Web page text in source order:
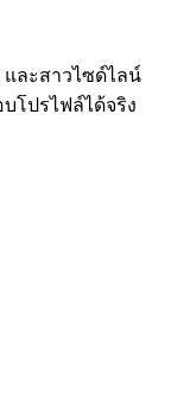
ละสาวไซด์ไลน์
โปรไฟล์ได้จริง